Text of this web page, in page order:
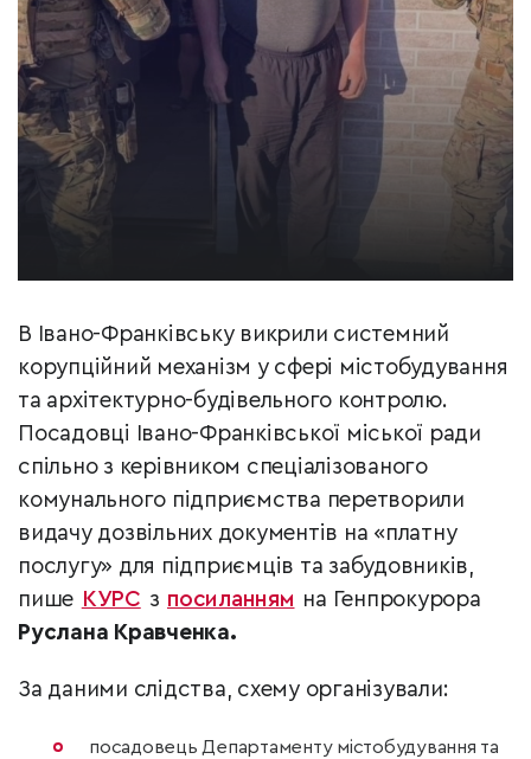
В Івано-Франківську викрили системний
корупційний механізм у сфері містобудування
та архітектурно-будівельного контролю.
Посадовці Івано-Франківської міської ради
спільно з керівником спеціалізованого
комунального підприємства перетворили
видачу дозвільних документів на «платну
послугу» для підприємців та забудовників,
пише КУРС з посиланням на Генпрокурора
Руслана Кравченка.
За даними слідства, схему організували:
посадовець Департаменту містобудування та